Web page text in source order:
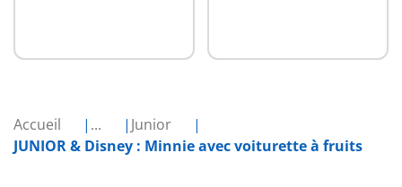
Accueil ...
Junior
JUNIOR & Disney : Minnie avec voiturette à fruits